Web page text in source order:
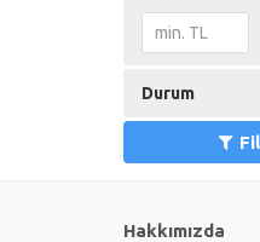
Durum
Hakkımızda